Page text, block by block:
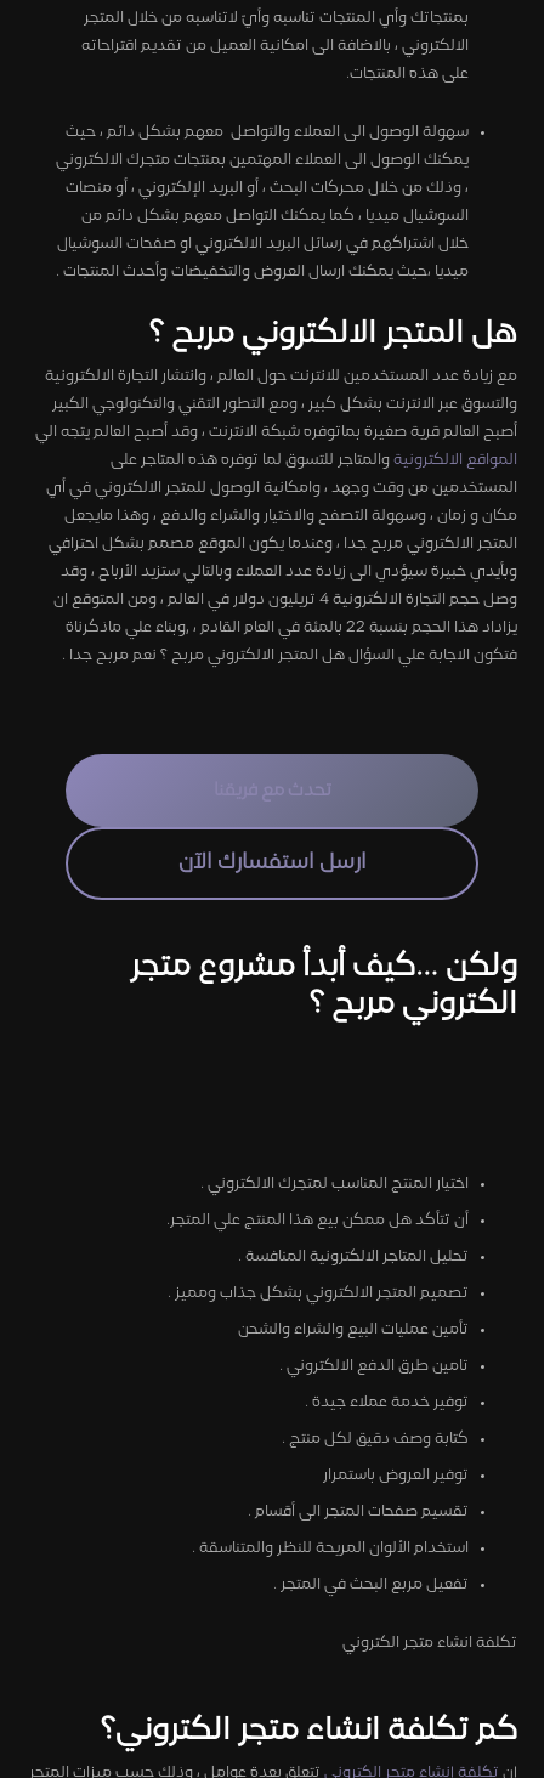
بمنتجاتك وأي المنتجات تناسبه وأيّ لاتناسبه من خلال المتجر
الالكتروني ، بالاضافة الى امكانية العميل من تقديم اقتراحاته
على هذه المنتجات.
سهولة الوصول الى العملاء والتواصل معهم بشكل دائم ، حيث
يمكنك الوصول الى العملاء المهتمين بمنتجات متجرك الالكتروني
، وذلك من خلال محركات البحث ، أو البريد الإلكتروني ، أو منصات
السوشيال ميديا ، كما يمكنك التواصل معهم بشكل دائم من
خلال اشتراكهم في رسائل البريد الالكتروني او صفحات السوشيال
ميديا ،حيث يمكنك ارسال العروض والتخفيضات وأحدث المنتجات .
هل المتجر الالكتروني مربح ؟
مع زيادة عدد المستخدمين للانترنت حول العالم ، وانتشار التجارة الالكترونية
والتسوق عبر الانترنت بشكل كبير ، ومع التطور التقني والتكنولوجي الكبير
أصبح العالم قرية صغيرة بماتوفره شبكة الانترنت ، وقد أصبح العالم يتجه الي
المواقع الالكترونية والمتاجر للتسوق لما توفره هذه المتاجر على
المستخدمين من وقت وجهد ، وامكانية الوصول للمتجر الالكتروني في أي
مكان و زمان ، وسهولة التصفح والاختيار والشراء والدفع ، وهذا مايجعل
المتجر الالكتروني مربح جدا ، وعندما يكون الموقع مصمم بشكل احترافي
وبأيدي خبيرة سيؤدي الى زيادة عدد العملاء وبالتالي ستزيد الأرباح ، وقد
وصل حجم التجارة الالكترونية 4 تريليون دولار في العالم ، ومن المتوقع ان
يزاداد هذا الحجم بنسبة 22 بالمئة في العام القادم ، ,وبناء علي ماذكرناة
فتكون الاجابة علي السؤال هل المتجر الالكتروني مربح ؟ نعم مربح جدا .
تحدث مع فريقنا
ارسل استفسارك الآن
ولكن …كيف أبدأ مشروع متجر
الكتروني مربح ؟
اختيار المنتج المناسب لمتجرك الالكتروني .
أن تتأكد هل ممكن بيع هذا المنتج علي المتجر.
تحليل المتاجر الالكترونية المنافسة .
تصميم المتجر الالكتروني بشكل جذاب ومميز .
تأمين عمليات البيع والشراء والشحن
تامين طرق الدفع الالكتروني .
توفير خدمة عملاء جيدة .
كتابة وصف دقيق لكل منتج .
توفير العروض باستمرار
تقسيم صفحات المتجر الى أقسام .
استخدام الألوان المريحة للنظر والمتناسقة .
تفعيل مربع البحث في المتجر .
تكلفة انشاء متجر الكتروني
كم تكلفة انشاء متجر الكتروني؟
إن تكلفة إنشاء متجر الكتروني تتعلق بعدة عوامل ، وذلك حسب ميزات المتجر